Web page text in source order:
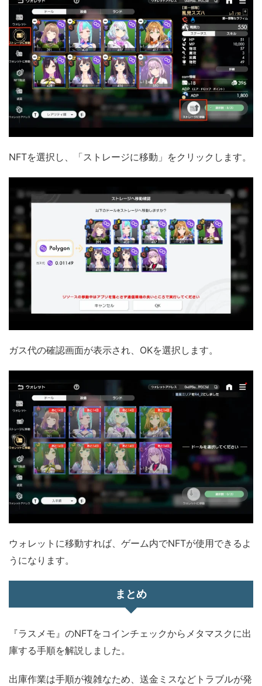
NFTを選択し、「ストレージに移動」をクリックします。
ガス代の確認画面が表示され、OKを選択します。
ウォレットに移動すれば、ゲーム内でNFTが使用できるよ
うになります。
まとめ
『ラスメモ』のNFTをコインチェックからメタマスクに出
庫する手順を解説しました。
出庫作業は手順が複雑なため、送金ミスなどトラブルが発